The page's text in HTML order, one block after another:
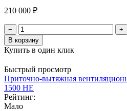
210 000 ₽
−
+
В корзину
Купить в один клик
Быстрый просмотр
Приточно-вытяжная
1500 HE
Рейтинг:
Мало